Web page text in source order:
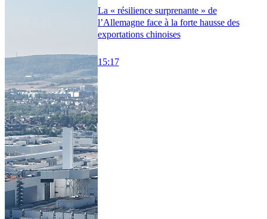
La « résilience surprenante » de
l’Allemagne face à la forte hausse des
exportations chinoises
15:17